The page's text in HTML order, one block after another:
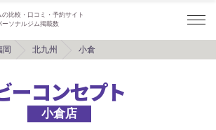
比較・口コミ・予約サイト
ーソナルジム掲載数
岡 北九州 小倉
ーコンセプト
小倉店